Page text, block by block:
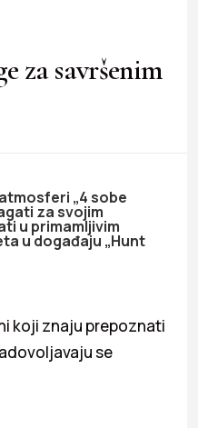
za savršenim
„4 sobe
za svojim
u primamljivim
u događaju „Hunt
koji znaju prepoznati
se